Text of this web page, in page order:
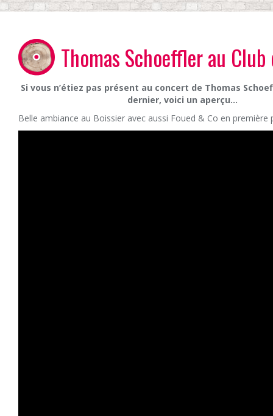
Thomas Schoeffler au
Si vous n’étiez pas présent au concert de Thomas
dernier, voici un aperçu…
Belle ambiance au Boissier avec aussi Foued & Co en première